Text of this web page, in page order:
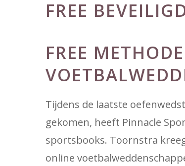
FREE
FREE
Tijdens de laatste
gekomen, heeft Pinnacle
sportsbooks. Toornstra
online